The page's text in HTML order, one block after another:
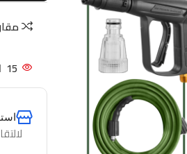
15